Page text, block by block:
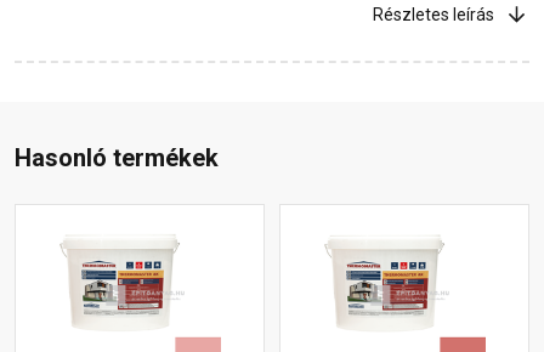
Részletes leírás
Hasonló termékek